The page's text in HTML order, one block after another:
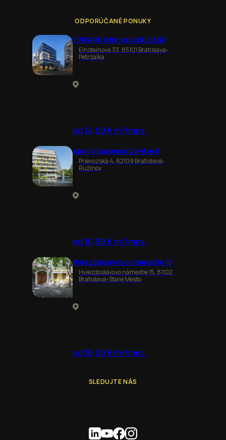
ODPORÚČANÉ PONUKY
EINPARK Offices SUBLEASE
Einsteinova 33, 85101 Bratislava-
Petržalka
od 14,00 € m²/mes.
Apollo Business Center II
Prievozská 4, 82109 Bratislava-
Ružinov
od 10,90 € m²/mes.
Hviezdoslavovo námestie 15
Hviezdoslavovo námestie 15, 81102
Bratislava-Staré Mesto
od 10,00 € m²/mes.
SLEDUJTE NÁS